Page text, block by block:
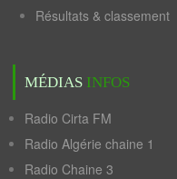
Résultats & classement
MÉDIAS INFOS
Radio Cirta FM
Radio Algérie chaine 1
Radio Chaine 3